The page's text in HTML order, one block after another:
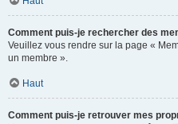
Comment puis-je rechercher des
Veuillez vous rendre sur la page «
un membre ».
Haut
Comment puis-je retrouver mes